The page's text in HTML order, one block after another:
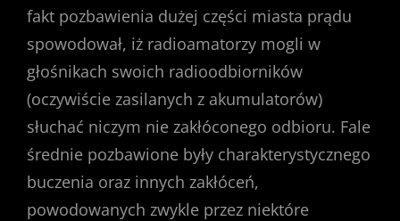
fakt pozbawienia dużej części miasta prądu
spowodował, iż radioamatorzy mogli w
głośnikach swoich radioodbiorników
(oczywiście zasilanych z akumulatorów)
słuchać niczym nie zakłóconego odbioru. Fale
średnie pozbawione były charakterystycznego
buczenia oraz innych zakłóceń,
powodowanych zwykle przez niektóre